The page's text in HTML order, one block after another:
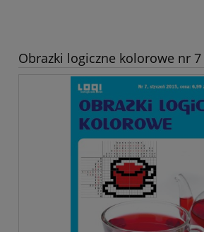
Obrazki logiczne kolorowe nr 7